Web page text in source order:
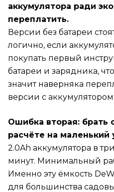
аккумулятора ради
переплатить.
Версии без батареи
логично, если
покупать первый
батареи и зарядника,
значит наверняка
версии с
Ошибка вторая: брать
расчёте на маленький
2.0Ah аккумулятора в
минут. Минимальный
Именно эту ёмкость
для большинства